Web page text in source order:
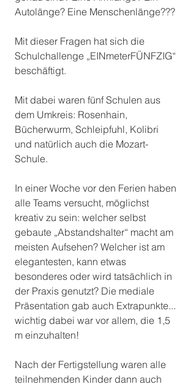
Autolänge? Eine Menschenlänge???
Mit dieser Fragen hat sich die
Schulchallenge „EINmeterFÜNFZIG“
beschäftigt.
Mit dabei waren fünf Schulen aus
dem Umkreis: Rosenhain,
Bücherwurm, Schleipfuhl, Kolibri
und natürlich auch die Mozart-
Schule.
In einer Woche vor den Ferien haben
alle Teams versucht, möglichst
kreativ zu sein: welcher selbst
gebaute „Abstandshalter“ macht am
meisten Aufsehen? Welcher ist am
elegantesten, kann etwas
besonderes oder wird tatsächlich in
der Praxis genutzt? Die mediale
Präsentation gab auch Extrapunkte...
wichtig dabei war vor allem, die 1,5
m einzuhalten!
Nach der Fertigstellung waren alle
teilnehmenden Kinder dann auch